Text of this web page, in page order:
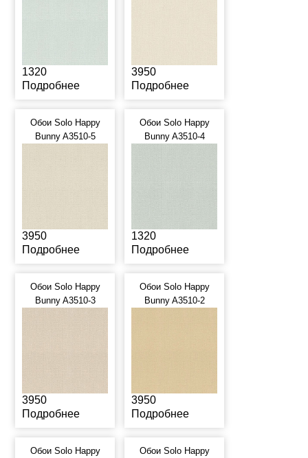
1320
Подробнее
3950
Подробнее
Обои Solo Happy
Bunny A3510-5
3950
Подробнее
Обои Solo Happy
Bunny A3510-4
1320
Подробнее
Обои Solo Happy
Bunny A3510-3
3950
Подробнее
Обои Solo Happy
Bunny A3510-2
3950
Подробнее
Обои Solo Happy
Обои Solo Happy